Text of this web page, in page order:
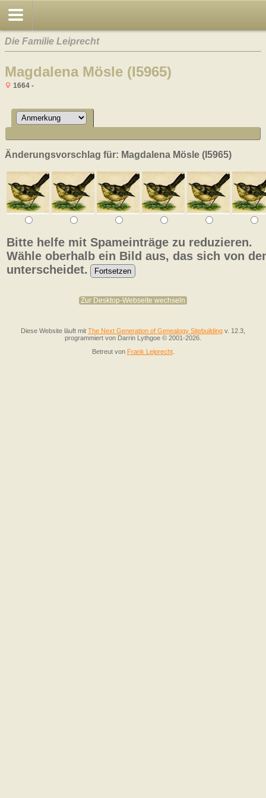
Die Familie Leiprecht
Magdalena Mösle (I5965)
1664 -
Änderungsvorschlag für: Magdalena Mösle (I5965)
Bitte helfe mit Spameinträge zu reduzieren.
Wähle oberhalb ein Bild aus, das sich von
unterscheidet.
Zur Desktop-Webseite wechseln
Diese Website läuft mit The Next Generation of Genealogy Sitebuilding v. 12.3,
programmiert von Darrin Lythgoe © 2001-2026.
Betreut von Frank Leiprecht.